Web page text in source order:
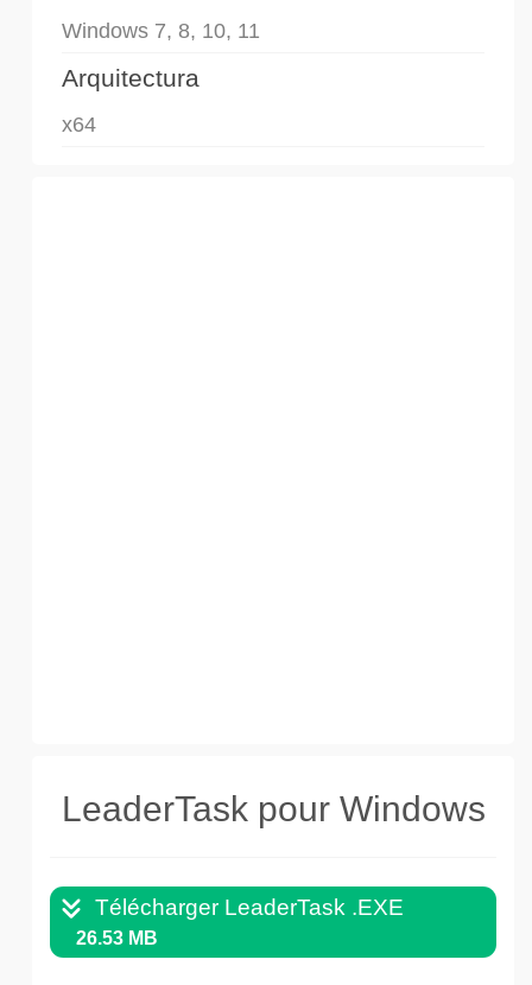
Windows 7, 8, 10, 11
Arquitectura
x64
LeaderTask pour Windows
Télécharger LeaderTask .EXE
26.53 MB